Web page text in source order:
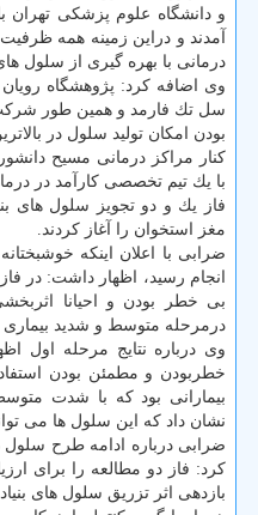
و دانشگاه علوم پزشكی تهران
آمدند و دراین زمینه همه
درمانی با بهره گیری از سلول
وی اضافه كرد: پژوهشگاه
سل تك فارمد و همین طور شركت
بودن امكان تولید سلول در
كنار مراكز درمانی مسیح
فاز یك و دو تجویز سلول های
مغز استخوان را آغاز كردند.
ضرابی با اعلان اینكه
انجام رسید، اظهار داشت: در
بی خطر بودن و احیانا
درمرحله متوسط و شدید بیماری
وی درباره نتایج مرحله اول
خطربودن و مطمئن بودن
بیمارانی بود كه با شدت
نشان داد كه این سلول ها می
ضرابی درباره ادامه طرح سلول
كرد: فاز دو مطالعه را برای
بازدهی اثر تزریق سلول های